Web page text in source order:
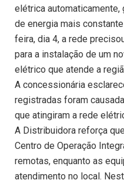
elétrica automaticamente,
de energia mais
feira, dia 4, a rede
para a instalação de um
elétrico que atende a
A concessionária
registradas foram
que atingiram a rede
A Distribuidora reforça
Centro de Operação
remotas, enquanto as
atendimento no local.